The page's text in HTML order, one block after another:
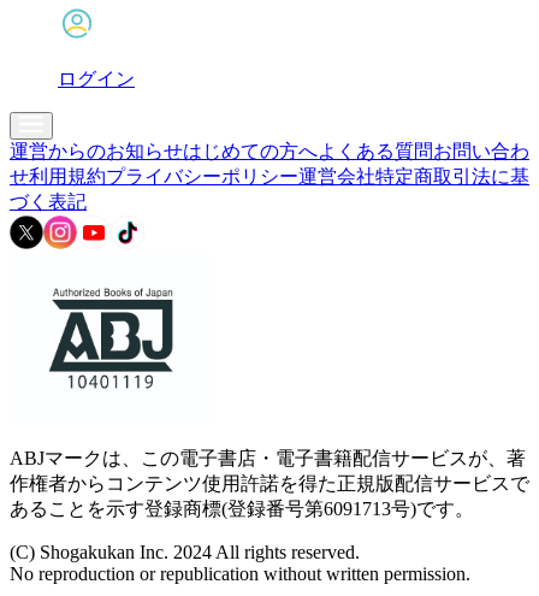
ログイン
運営からのお知らせはじめての方へよくある質問お問い合わ
せ利用規約プライバシーポリシー運営会社特定商取引法に基
づく表記
ABJマークは、この電子書店・電子書籍配信サービスが、著
作権者からコンテンツ使用許諾を得た正規版配信サービスで
あることを示す登録商標(登録番号第6091713号)です。
(C) Shogakukan Inc. 2024 All rights reserved.
No reproduction or republication without written permission.